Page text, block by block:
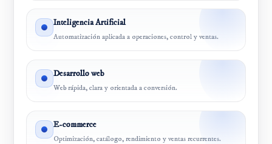
Inteligencia Artificial
Automatización aplicada a operaciones, control y ventas.
Desarrollo web
Web rápida, clara y orientada a conversión.
E-commerce
Optimización, catálogo, rendimiento y ventas recurrentes.